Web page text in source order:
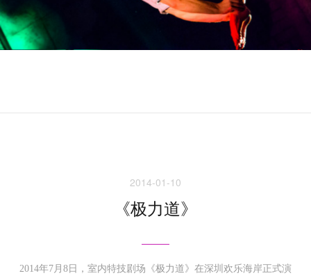
2014-01-10
《极力道》
2014年7月8日，室内特技剧场《极力道》在深圳欢乐海岸正式演